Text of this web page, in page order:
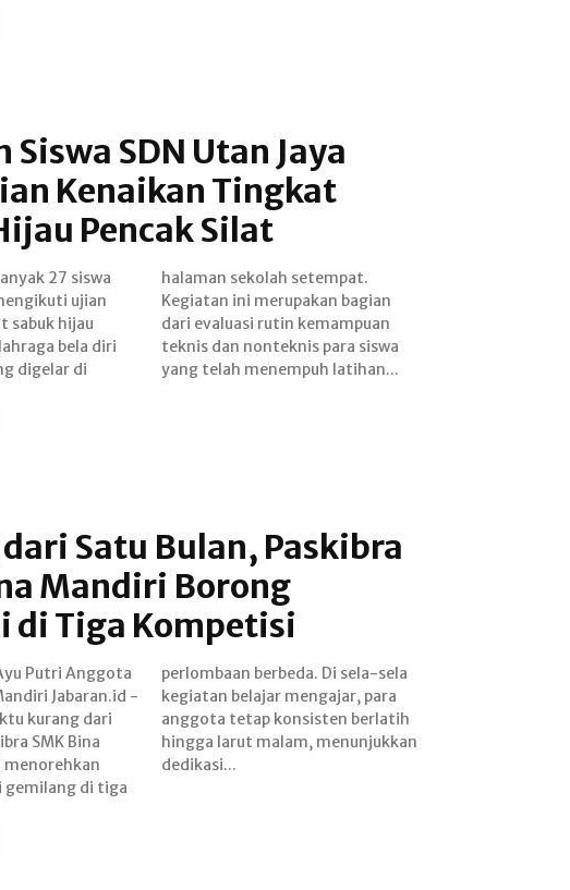
Siswa SDN Utan Jaya
Kenaikan Tingkat
Pencak Silat
27 siswa
ujian
sabuk hijau
bela diri
digelar di
setempat.
bagian
kemampuan
para siswa
yang telah menempuh latihan...
Satu Bulan, Paskibra
Mandiri Borong
di Tiga Kompetisi
Anggota
-
kurang dari
SMK Bina
menorehkan
gemilang di tiga
sela-sela
para
berlatih
menunjukkan
dedikasi...